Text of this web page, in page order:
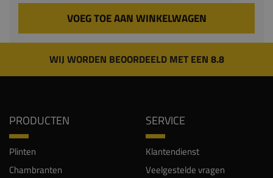
VOEG TOE AAN WINKELWAGEN
WIJ WORDEN BEOORDEELD MET EEN 8.8
PRODUCTEN
Plinten
Chambranten
SERVICE
Klantendienst
Veelgestelde vragen